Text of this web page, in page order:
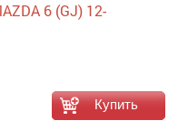
6 (GJ) 12-